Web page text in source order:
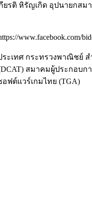
ยรติ หิรัญเกิด อุปนายกส
www.facebook.com/
ะเทศ กระทรวงพาณิชย์
สมาคมผู้ประกอบก
ฟต์แวร์เกมไทย (TGA)